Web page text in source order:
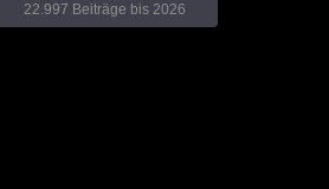
22.997 Beiträge bis 2026